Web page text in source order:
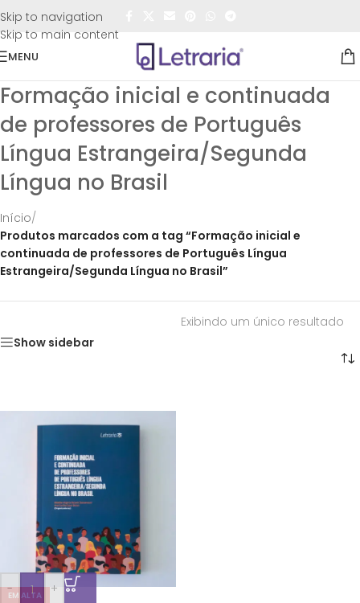
Skip to navigation
Skip to main content
FRETE GRÁTIS
MENU
Formação inicial e continuada
de professores de Português
Língua Estrangeira/Segunda
Língua no Brasil
Início/
Produtos marcados com a tag “Formação inicial e
continuada de professores de Português Língua
Estrangeira/Segunda Língua no Brasil”
Show sidebar
Exibindo um único resultado
EM ALTA
-
+